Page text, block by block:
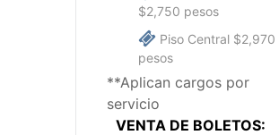
$2,750 pesos
Piso Central $2,970
pesos
**Aplican cargos por
servicio
VENTA DE BOLETOS: